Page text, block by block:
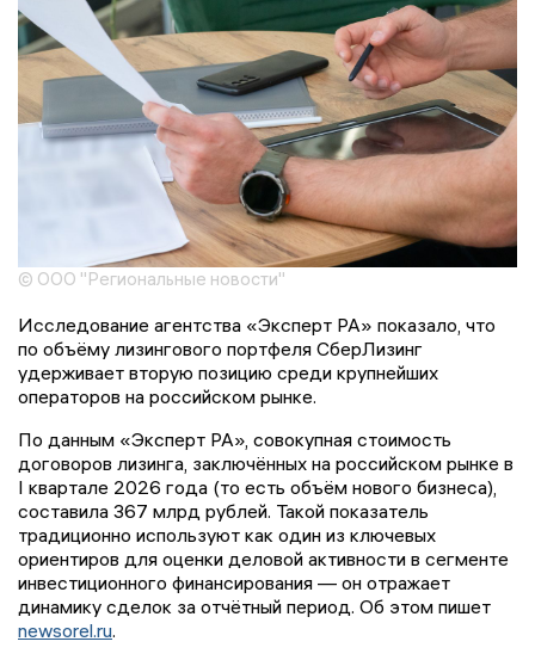
© ООО "Региональные новости"
Исследование агентства «Эксперт РА» показало, что
по объёму лизингового портфеля СберЛизинг
удерживает вторую позицию среди крупнейших
операторов на российском рынке.
По данным «Эксперт РА», совокупная стоимость
договоров лизинга, заключённых на российском рынке в
I квартале 2026 года (то есть объём нового бизнеса),
составила 367 млрд рублей. Такой показатель
традиционно используют как один из ключевых
ориентиров для оценки деловой активности в сегменте
инвестиционного финансирования — он отражает
динамику сделок за отчётный период. Об этом пишет
newsorel.ru.